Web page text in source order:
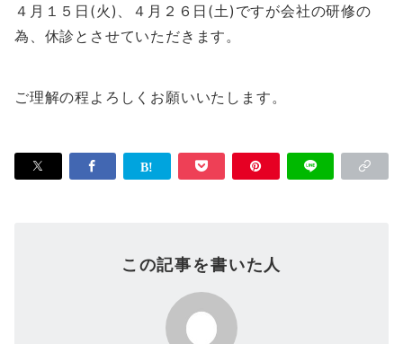
４月１５日(火)、４月２６日(土)ですが会社の研修の
為、休診とさせていただきます。
ご理解の程よろしくお願いいたします。
この記事を書いた人